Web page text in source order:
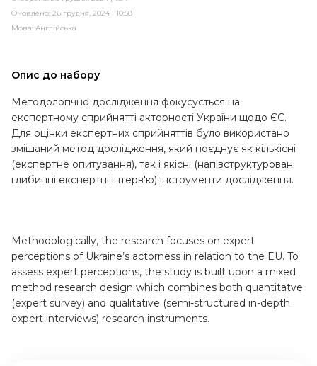
Оновлено: 26 грудня, 2024 | 10:58
Мова: Англійська
Опис до набору
Методологічно дослідження фокусується на
експертному сприйнятті акторності України щодо ЄС.
Для оцінки експертних сприйняттів було використано
змішаний метод дослідження, який поєднує як кількісні
(експертне опитування), так і якісні (напівструктуровані
глибинні експертні інтерв'ю) інструменти дослідження.
Methodologically, the research focuses on expert
perceptions of Ukraine’s actorness in relation to the EU. To
assess expert perceptions, the study is built upon a mixed
method research design which combines both quantitatve
(expert survey) and qualitative (semi-structured in-depth
expert interviews) research instruments.